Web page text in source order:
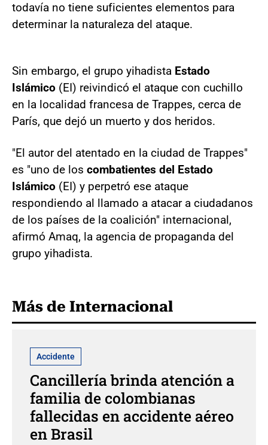
todavía no tiene suficientes elementos para
determinar la naturaleza del ataque.
Sin embargo, el grupo yihadista Estado
Islámico (EI) reivindicó el ataque con cuchillo
en la localidad francesa de Trappes, cerca de
París, que dejó un muerto y dos heridos.
"El autor del atentado en la ciudad de Trappes"
es "uno de los combatientes del Estado
Islámico (EI) y perpetró ese ataque
respondiendo al llamado a atacar a ciudadanos
de los países de la coalición" internacional,
afirmó Amaq, la agencia de propaganda del
grupo yihadista.
Más de Internacional
Accidente
Cancillería brinda atención a
familia de colombianas
fallecidas en accidente aéreo
en Brasil